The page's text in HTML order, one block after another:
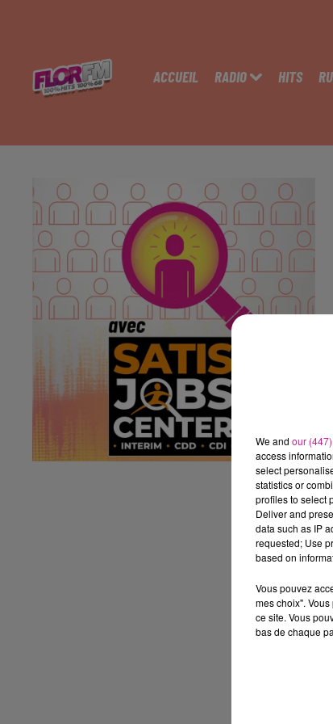
ACCUEIL RADIO HITS
We and our
access
select
statistics or
profiles to select
Deliver and
data such as IP
requested; Use
based on
Vous pouvez
mes choix".
ce site. Vous
bas de chaque